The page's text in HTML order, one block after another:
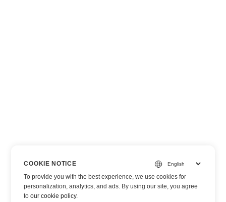
COOKIE NOTICE
To provide you with the best experience, we use cookies for
personalization, analytics, and ads. By using our site, you agree
toour cookie policy.